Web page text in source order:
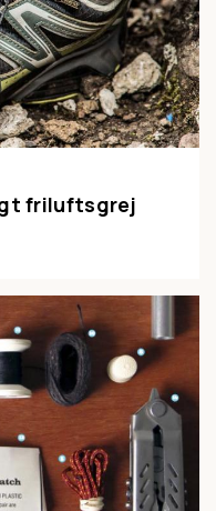
friluftsgrej